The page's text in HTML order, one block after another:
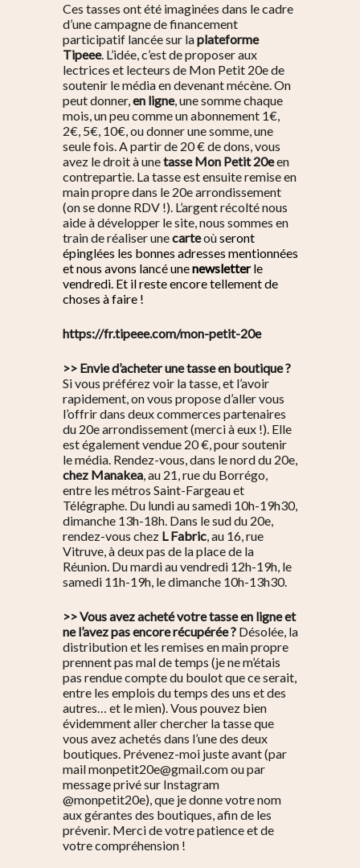
Ces tasses ont été imaginées dans le cadre
d’une campagne de financement
participatif lancée sur laplateforme
Tipeee. L’idée, c’est de proposer aux
lectrices et lecteurs de Mon Petit 20e de
soutenir le média en devenant mécène. On
peut donner,en ligne, une somme chaque
mois, un peu comme un abonnement 1€,
2€, 5€, 10€, ou donner une somme, une
seule fois. A partir de 20 € de dons, vous
avez le droit à unetasse Mon Petit 20een
contrepartie. La tasse est ensuite remise en
main propre dans le 20e arrondissement
(on se donne RDV !). L’argent récolté nous
aide à développer le site, nous sommes en
train de réaliser unecarteoùseront
épinglées les bonnes adresses mentionnées
et nous avons lancé unenewsletterle
vendredi. Et il reste encore tellement de
choses à faire !
https://fr.tipeee.com/mon-petit-20e
>> Envie d’acheter une tasse en boutique ?
Si vous préférez voir la tasse, et l’avoir
rapidement, on vous propose d’aller vous
l’offrir dans deux commerces partenaires
du 20e arrondissement (merci à eux !). Elle
est également vendue 20 €, pour soutenir
le média. Rendez-vous, dans le nord du 20e,
chez Manakea, au 21, rue du Borrégo,
entre les métros Saint-Fargeau et
Télégraphe. Du lundi au samedi 10h-19h30,
dimanche 13h-18h. Dans le sud du 20e,
rendez-vous chez L Fabric, au 16, rue
Vitruve, à deux pas de la place de la
Réunion. Du mardi au vendredi 12h-19h, le
samedi 11h-19h, le dimanche 10h-13h30.
>> Vous avez acheté votre tasse en ligne et
ne l’avez pas encore récupérée ?Désolée, la
distribution et les remises en main propre
prennent pas mal de temps (je ne m’étais
pas rendue compte du boulot que ce serait,
entre les emplois du temps des uns et des
autres… et le mien). Vous pouvez bien
évidemment aller chercher la tasse que
vous avez achetés dans l’une des deux
boutiques. Prévenez-moi juste avant (par
mail monpetit20e@gmail.com ou par
message privé sur Instagram
@monpetit20e), que je donne votre nom
aux gérantes des boutiques, afin de les
prévenir. Merci de votre patience et de
votre compréhension !